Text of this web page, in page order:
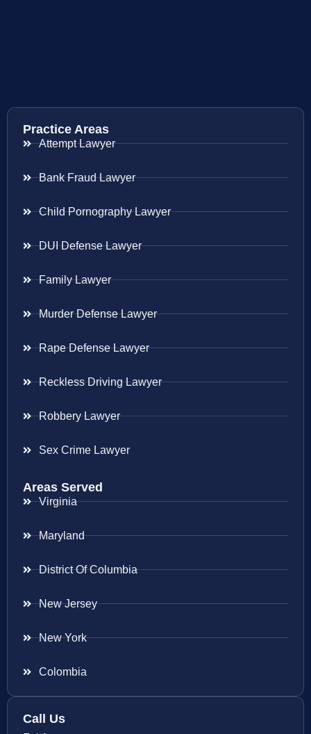
Practice Areas
Attempt Lawyer
Bank Fraud Lawyer
Child Pornography Lawyer
DUI Defense Lawyer
Family Lawyer
Murder Defense Lawyer
Rape Defense Lawyer
Reckless Driving Lawyer
Robbery Lawyer
Sex Crime Lawyer
Areas Served
Virginia
Maryland
District Of Columbia
New Jersey
New York
Colombia
Call Us